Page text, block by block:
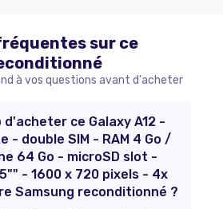
sur ce
à vos questions avant d'acheter
ce Galaxy A12 -
- double SIM - RAM 4 Go /
64 Go - microSD slot -
- 1600 x 720 pixels - 4x
Samsung reconditionné ?